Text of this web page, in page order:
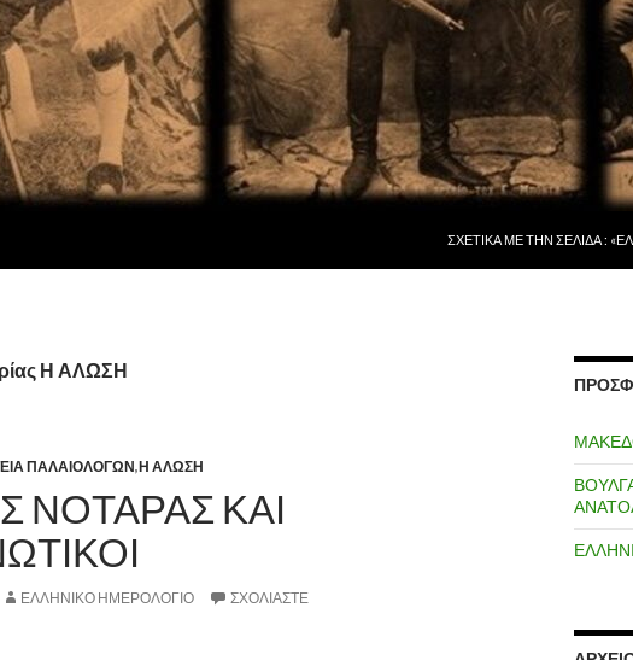
ΣΧΕΤΙΚᾺ ΜῈ ΤῊΝ ΣΕΛΊΔΑ :
Η ΑΛΩΣΗ
ΠΑΛΑΙΟΛΟΓΩΝ,Η ΑΛΩΣΗ
ΝΟΤΑΡΑΣ ΚΑΙ
ΕΛΛΗΝΙΚΟ ΗΜΕΡΟΛΟΓΙΟ ΣΧΟΛΙΆΣΤΕ